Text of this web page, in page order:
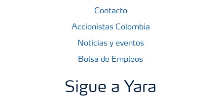
Contacto
Accionistas Colombia
Noticias y eventos
Bolsa de Empleos
Sigue a Yara